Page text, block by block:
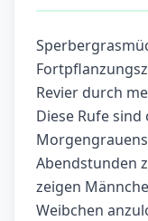
Revier durch
Diese Rufe
Abendstunden
zeigen
Weibchen